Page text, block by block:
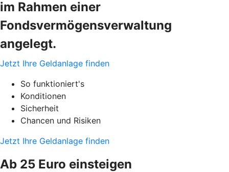
im Rahmen einer
Fondsvermögensverwaltung
angelegt.
Jetzt Ihre Geldanlage finden
So funktioniert's
Konditionen
Sicherheit
Chancen und Risiken
Jetzt Ihre Geldanlage finden
Ab 25 Euro einsteigen